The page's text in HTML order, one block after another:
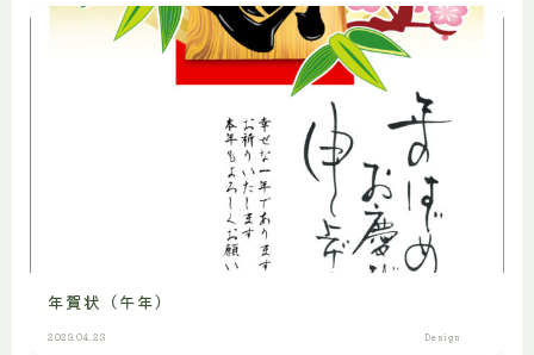
年賀状（午年）
2023.04.23 Design